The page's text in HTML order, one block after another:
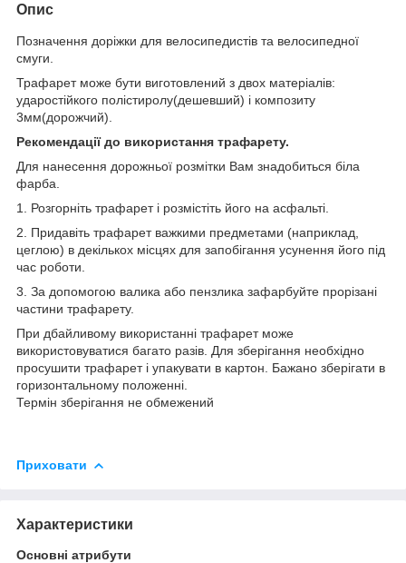
Опис
Позначення доріжки для велосипедистів та велосипедної
смуги.
Трафарет може бути виготовлений з двох матеріалів:
ударостійкого полістиролу(дешевший) і композиту
3мм(дорожчий).
Рекомендації до використання трафарету.
Для нанесення дорожньої розмітки Вам знадобиться біла
фарба.
1. Розгорніть трафарет і розмістіть його на асфальті.
2. Придавіть трафарет важкими предметами (наприклад,
цеглою) в декількох місцях для запобігання усунення його під
час роботи.
3. За допомогою валика або пензлика зафарбуйте прорізані
частини трафарету.
При дбайливому використанні трафарет може
використовуватися багато разів. Для зберігання необхідно
просушити трафарет і упакувати в картон. Бажано зберігати в
горизонтальному положенні.
Термін зберігання не обмежений
Приховати
Характеристики
Основні атрибути